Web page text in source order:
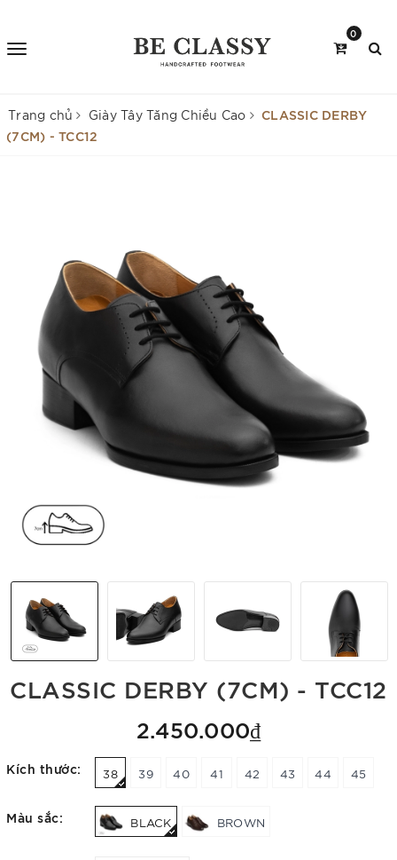
0
Trang chủ Giày Tây Tăng Chiều Cao
CLASSIC DERBY
(7CM) - TCC12
CLASSIC DERBY (7CM) - TCC12
2.450.000₫
Kích thước: 38 39 40 41 42 43 44 45
Màu sắc: BLACK BROWN